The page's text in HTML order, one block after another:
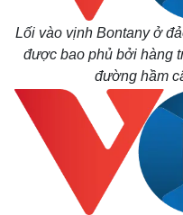
Bất động sản
Khởi nghiệp
Lối vào vịnh Bontany ở
được bao phủ bởi hàng
đường hầm